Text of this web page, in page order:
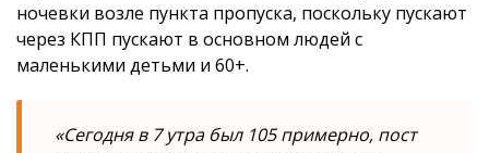
ночевки возле пункта пропуска, поскольку пускают
через КПП пускают в основном людей с
маленькими детьми и 60+.
«Сегодня в 7 утра был 105 примерно, пост